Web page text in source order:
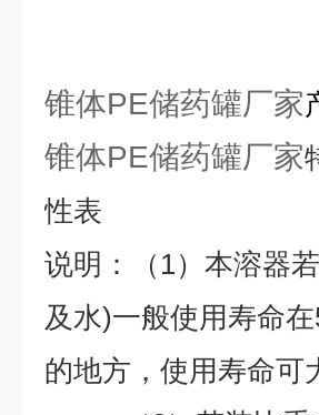
锥体PE储药罐厂家
锥体PE储药罐厂家
性表
说明：（1）本溶器
及水)一般使用寿命
的地方，使用寿命可